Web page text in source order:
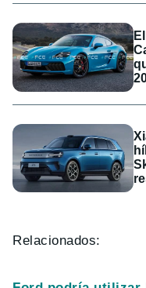
Relacionados: